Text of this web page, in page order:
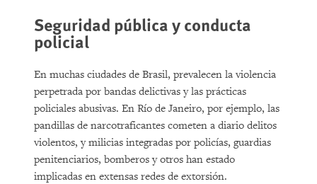
Seguridad pública y conducta
policial
En muchas ciudades de Brasil, prevalecen la violencia
perpetrada por bandas delictivas y las prácticas
policiales abusivas. En Río de Janeiro, por ejemplo, las
pandillas de narcotraficantes cometen a diario delitos
violentos, y milicias integradas por policías, guardias
penitenciarios, bomberos y otros han estado
implicadas en extensas redes de extorsión.